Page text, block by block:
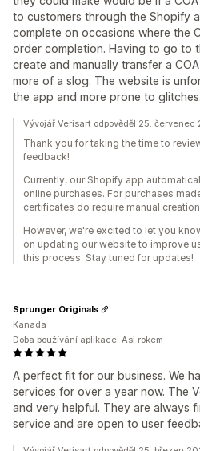
to customers through the Shopify
complete on occasions where the
order completion. Having to go to
create and manually transfer a
more of a slog. The website is
the app and more prone to glitches.
Vývojář Verisart odpověděl 25. červenec
Thank you for taking the time to
feedback!
Currently, our Shopify app
online purchases. For purchases
certificates do require manual
However, we're excited to let you
on updating our website to improve
this process. Stay tuned for updates!
A perfect fit for our business. We
services for over a year now. The
and very helpful. They are always
service and are open to user
Sprunger Originals
Kanada
Doba používání aplikace: Asi rokem